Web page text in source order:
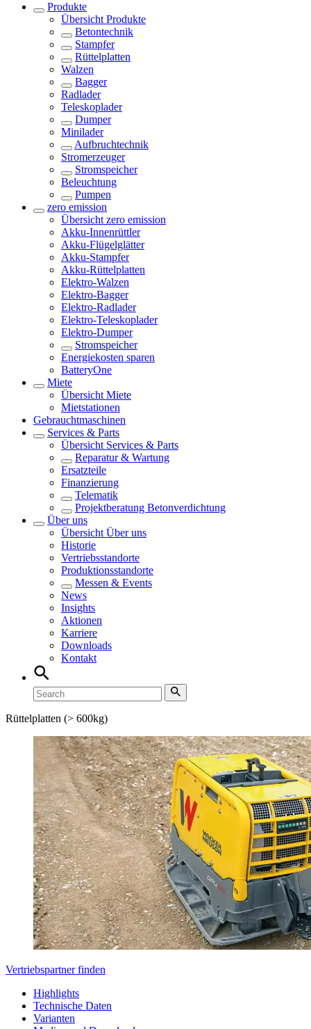
Produkte
Übersicht Produkte
Betontechnik
Stampfer
Rüttelplatten
Walzen
Bagger
Radlader
Teleskoplader
Dumper
Minilader
Aufbruchtechnik
Stromerzeuger
Stromspeicher
Beleuchtung
Pumpen
zero emission
Übersicht zero emission
Akku-Innenrüttler
Akku-Flügelglätter
Akku-Stampfer
Akku-Rüttelplatten
Elektro-Walzen
Elektro-Bagger
Elektro-Radlader
Elektro-Teleskoplader
Elektro-Dumper
Stromspeicher
Energiekosten sparen
BatteryOne
Miete
Übersicht Miete
Mietstationen
Gebrauchtmaschinen
Services & Parts
Übersicht Services & Parts
Reparatur & Wartung
Ersatzteile
Finanzierung
Telematik
Projektberatung Betonverdichtung
Über uns
Übersicht Über uns
Historie
Vertriebsstandorte
Produktionsstandorte
Messen & Events
News
Insights
Aktionen
Karriere
Downloads
Kontakt
Rüttelplatten (> 600kg)
Vertriebspartner finden
Highlights
Technische Daten
Varianten